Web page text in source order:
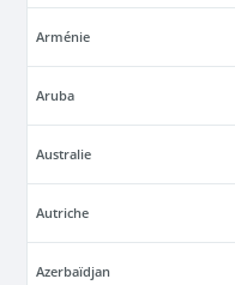
Arménie
Aruba
Australie
Autriche
Azerbaïdjan